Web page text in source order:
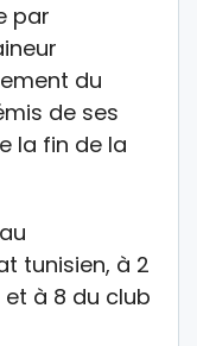
par
du
de ses
la fin de la
tunisien, à 2
à 8 du club